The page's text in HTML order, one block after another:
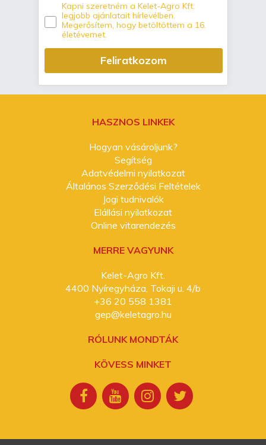
Kapni szeretném a Kelet-Agro Kft.
legjobb ajánlatait hírlevélben.
Megerősítem, hogy betöltöttem a 16.
életévemet.
Feliratkozom
HASZNOS LINKEK
Hogyan vásároljunk?
Segítség
Adatvédelmi nyilatkozat
Általános Szerződési Feltételek
Jogi tudnivalók
Elállási nyilatkozat
Online vitarendezés
MERRE VAGYUNK
Kelet-Agro Kft.
4400 Nyíregyháza, Tokaji u. 4/b
+36 20 558 1381
gep@keletagro.hu
RÓLUNK MONDTÁK
KÖVESS MINKET